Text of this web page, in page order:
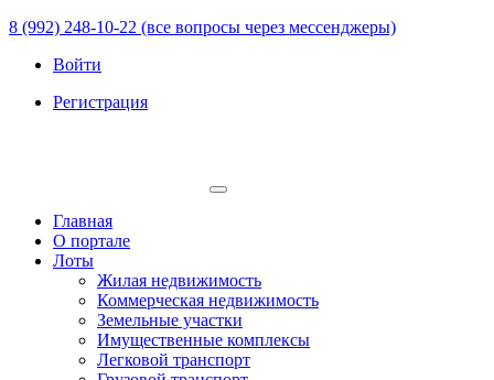
8 (992) 248-10-22 (все вопросы через мессенджеры)
Войти
Регистрация
Главная
О портале
Лоты
Жилая недвижимость
Коммерческая недвижимость
Земельные участки
Имущественные комплексы
Легковой транспорт